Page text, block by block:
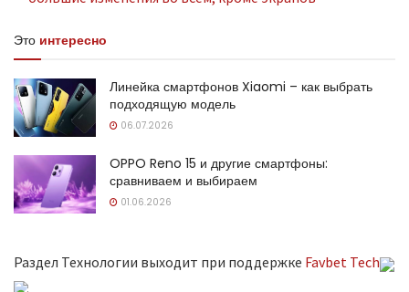
Это интересно
Линейка смартфонов Xiaomi – как выбрать
подходящую модель
06.07.2026
OPPO Reno 15 и другие смартфоны:
сравниваем и выбираем
01.06.2026
Раздел Технологии выходит при поддержке Favbet Tech